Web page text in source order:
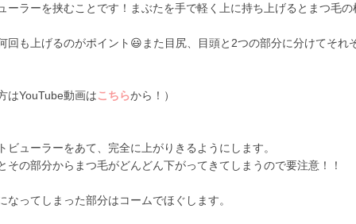
ラーを挟むことです！まぶたを手で軽く上に持ち上げるとまつ毛
も上げるのがポイント😃また目尻、目頭と2つの部分に分けてそれ
はYouTube動画はこちらから！）
ューラーをあて、完全に上がりきるようにします。
部分からまつ毛がどんどん下がってきてしまうので要注意！！
ってしまった部分はコームでほぐします。